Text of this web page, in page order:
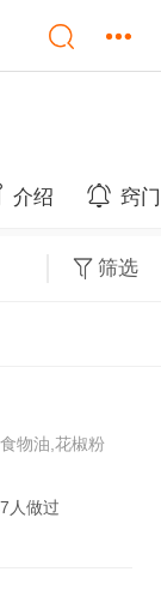
介绍 窍门
筛选
物油,花椒粉
人做过